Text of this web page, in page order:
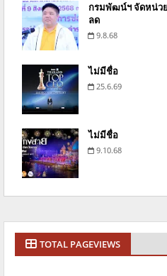
กรมพัฒน์ฯ จัดหน่วย
ลด
9.8.68
ไม่มีชื่อ
25.6.69
ไม่มีชื่อ
9.10.68
TOTAL PAGEVIEWS